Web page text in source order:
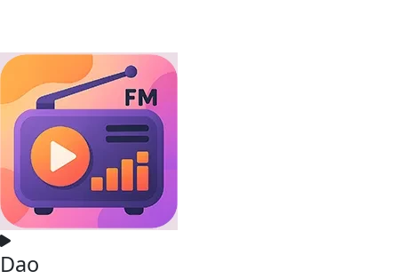
Dao